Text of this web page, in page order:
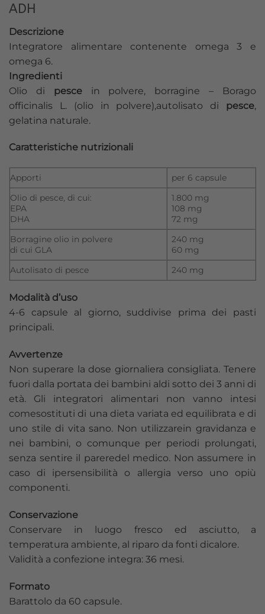
ADH
Descrizione
Integratore alimentare contenente omega 3 e
omega 6.
Ingredienti
Olio di pesce in polvere, borragine – Borago
officinalis L. (olio in polvere),autolisato di pesce,
gelatina naturale.
Caratteristiche nutrizionali
Apporti
per 6 capsule
Olio di pesce, di cui:
EPA
DHA
1.800 mg
108 mg
72 mg
Borragine olio in polvere
di cui GLA
240 mg
60 mg
Autolisato di pesce
240 mg
Modalità d’uso
4-6 capsule al giorno, suddivise prima dei pasti
principali.
Avvertenze
Non superare la dose giornaliera consigliata. Tenere
fuori dalla portata dei bambini aldi sotto dei 3 anni di
età. Gli integratori alimentari non vanno intesi
comesostituti di una dieta variata ed equilibrata e di
uno stile di vita sano. Non utilizzarein gravidanza e
nei bambini, o comunque per periodi prolungati,
senza sentire il pareredel medico. Non assumere in
caso di ipersensibilità o allergia verso uno opiù
componenti.
Conservazione
Conservare in luogo fresco ed asciutto, a
temperatura ambiente, al riparo da fonti dicalore.
Validità a confezione integra: 36 mesi.
Formato
Barattolo da 60 capsule.